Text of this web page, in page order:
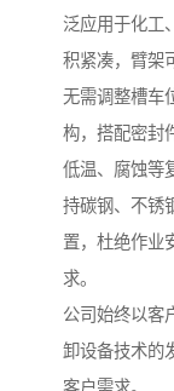
泛应用于化工
积紧凑，臂架
无需调整槽车
构，搭配密封
低温、腐蚀等
持碳钢、不锈
置，杜绝作业
求。
公司始终以客
卸设备技术的